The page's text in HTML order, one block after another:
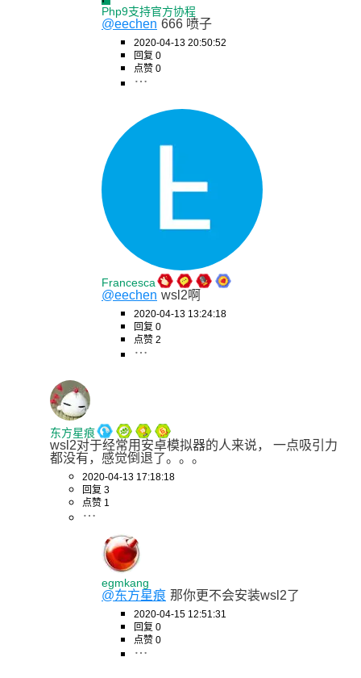
Php9支持官方协程
@eechen 666 喷子
2020-04-13 20:50:52
回复 0
点赞 0
Francesca
@eechen wsl2啊
2020-04-13 13:24:18
回复 0
点赞 2
东方星痕
wsl2对于经常用安卓模拟器的人来说， 一点吸引力
都没有，感觉倒退了。。。
2020-04-13 17:18:18
回复 3
点赞 1
egmkang
@东方星痕 那你更不会安装wsl2了
2020-04-15 12:51:31
回复 0
点赞 0